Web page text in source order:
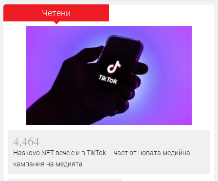
Четени
4,464
Haskovo.NET вече е и в TikTok – част от новата медийна
кампания на медията